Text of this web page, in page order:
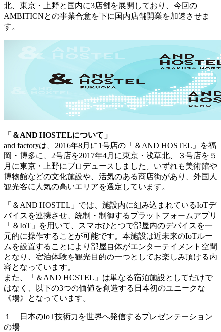
北、東京・上野と国内に3店舗を展開しており、今回の
AMBITIONとの事業合意を下に国内店舗開業を加速させま
す。
「＆AND HOSTELについて」
and factoryは、2016年8月に1号店の「＆AND HOSTEL」を福
岡・博多に、2号店を2017年4月に東京・浅草北、３号店を５
月に東京・上野にプロデュースしました。いずれも美術館や
博物館などの文化施設や、活気のある商店街があり、外国人
観光客に人気の高いエリアを選定しています。
「＆AND HOSTEL」では、施設内に組み込まれているIoTデ
バイスを連携させ、統制・制御するプラットフォームアプリ
「＆IoT」を用いて、スマホひとつで部屋内のデバイスを一
元的に操作することが可能です。本施設は近未来のIoTルー
ムを設置することにより部屋自体がエンターテイメント空間
となり、宿泊体験を観光目的の一つとしてお楽しみ頂ける内
容となっています。
また、「＆AND HOSTEL」は単なる宿泊施設としてだけで
はなく、以下の3つの価値を創造する日本初のユニークな
《場》となっています。
１ 日本のIoT技術力を世界へ発信するプレゼンテーション
の場